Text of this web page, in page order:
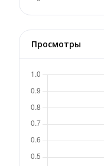
Просмотры